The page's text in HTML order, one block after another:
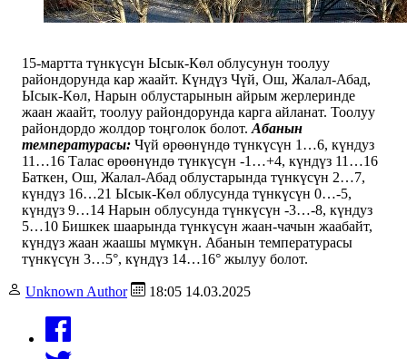
15-мартта түнкүсүн Ысык-Көл облусунун тоолуу
райондорунда кар жаайт. Күндүз Чүй, Ош, Жалал-Абад,
Ысык-Көл, Нарын облустарынын айрым жерлеринде
жаан жаайт, тоолуу райондорунда карга айланат. Тоолуу
райондордо жолдор тоңголок болот. Абанын
температурасы: Чүй өрөөнүндө түнкүсүн 1…6, күндуз
11…16 Талас өрөөнүндө түнкүсүн -1…+4, күндүз 11…16
Баткен, Ош, Жалал-Абад облустарында түнкүсүн 2…7,
күндүз 16…21 Ысык-Көл облусунда түнкүсүн 0…-5,
күндүз 9…14 Нарын облусунда түнкүсүн -3…-8, күндуз
5…10 Бишкек шаарында түнкүсүн жаан-чачын жаабайт,
күндүз жаан жаашы мүмкүн. Абанын температурасы
түнкүсүн 3…5°, күндүз 14…16° жылуу болот.
Unknown Author 18:05 14.03.2025